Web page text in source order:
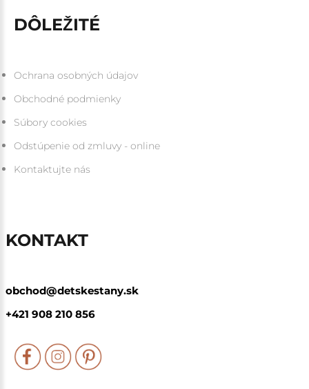
DÔLEŽITÉ
Ochrana osobných údajov
Obchodné podmienky
Súbory cookies
Odstúpenie od zmluvy - online
Kontaktujte nás
KONTAKT
obchod@detskestany.sk
+421 908 210 856